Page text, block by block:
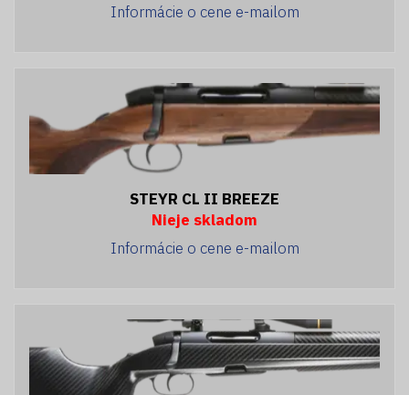
Informácie o cene e-mailom
STEYR CL II BREEZE
Nieje skladom
Informácie o cene e-mailom